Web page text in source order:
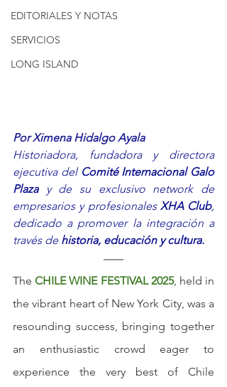
EDITORIALES Y NOTAS
SERVICIOS
LONG ISLAND
Por Ximena Hidalgo Ayala
Historiadora, fundadora y directora
ejecutiva del Comité Internacional Galo
Plaza y de su exclusivo network de
empresarios y profesionales XHA Club,
dedicado a promover la integración a
través de historia, educación y cultura.
The CHILE WINE FESTIVAL 2025, held in
the vibrant heart of New York City, was a
resounding success, bringing together
an enthusiastic crowd eager to
experience the very best of Chile